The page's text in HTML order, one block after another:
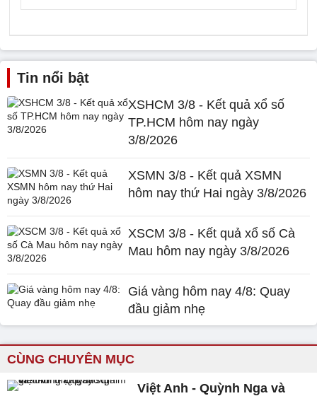
Tin nổi bật
XSHCM 3/8 - Kết quả xổ số
TP.HCM hôm nay ngày
3/8/2026
XSMN 3/8 - Kết quả XSMN
hôm nay thứ Hai ngày 3/8/2026
XSCM 3/8 - Kết quả xổ số Cà
Mau hôm nay ngày 3/8/2026
Giá vàng hôm nay 4/8: Quay
đầu giảm nhẹ
CÙNG CHUYÊN MỤC
Việt Anh - Quỳnh Nga và